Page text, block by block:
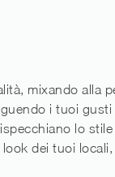
mixando alla
i tuoi
lo
dei tuoi